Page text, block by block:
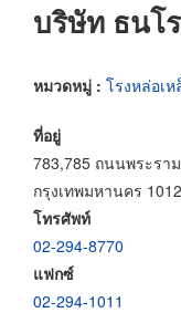
บริษัท ธนโ
หมวดหมู่ : โรงหล่อเห
ที่อยู่
783,785 ถนนพระรา
กรุงเทพมหานคร
โทรศัพท์
02-294-8770
แฟกซ์
02-294-1011